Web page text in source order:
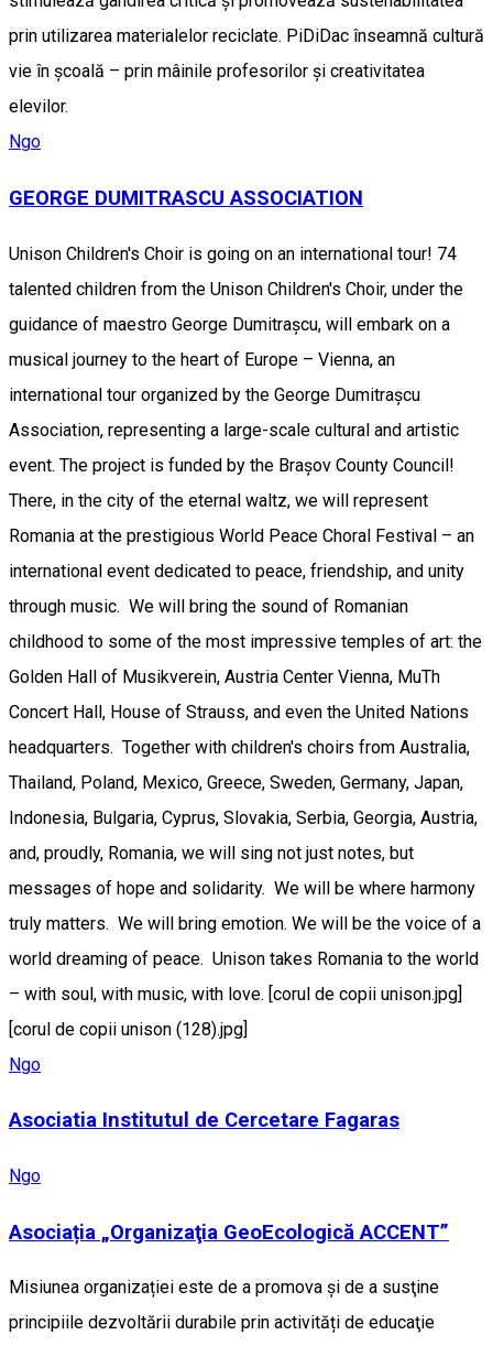
prin utilizarea materialelor reciclate. PiDiDac înseamnă cultură
vie în școală – prin mâinile profesorilor și creativitatea
elevilor.
Ngo
GEORGE DUMITRASCU ASSOCIATION
Unison Children's Choir is going on an international tour! 74
talented children from the Unison Children's Choir, under the
guidance of maestro George Dumitrașcu, will embark on a
musical journey to the heart of Europe – Vienna, an
international tour organized by the George Dumitrașcu
Association, representing a large-scale cultural and artistic
event. The project is funded by the Brașov County Council!
There, in the city of the eternal waltz, we will represent
Romania at the prestigious World Peace Choral Festival – an
international event dedicated to peace, friendship, and unity
through music. We will bring the sound of Romanian
childhood to some of the most impressive temples of art: the
Golden Hall of Musikverein, Austria Center Vienna, MuTh
Concert Hall, House of Strauss, and even the United Nations
headquarters. Together with children's choirs from Australia,
Thailand, Poland, Mexico, Greece, Sweden, Germany, Japan,
Indonesia, Bulgaria, Cyprus, Slovakia, Serbia, Georgia, Austria,
and, proudly, Romania, we will sing not just notes, but
messages of hope and solidarity. We will be where harmony
truly matters. We will bring emotion. We will be the voice of a
world dreaming of peace. Unison takes Romania to the world
– with soul, with music, with love. [corul de copii unison.jpg]
[corul de copii unison (128).jpg]
Ngo
Asociatia Institutul de Cercetare Fagaras
Ngo
Asociația „Organizaţia GeoEcologică ACCENT”
Misiunea organizației este de a promova și de a susţine
principiile dezvoltării durabile prin activități de educaţie